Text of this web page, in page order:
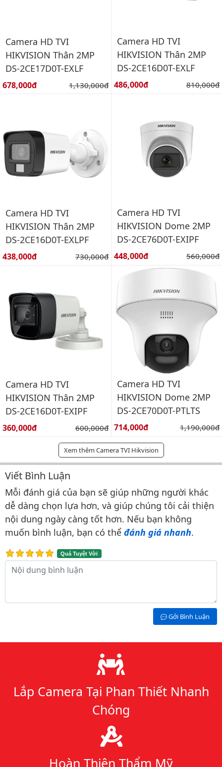
Camera HD TVI
HIKVISION Thân 2MP
DS-2CE17D0T-EXLF
Giá bán:
678,000đ Giá gốc:
1,130,000đ
Camera HD TVI
HIKVISION Thân 2MP
DS-2CE16D0T-EXLF
Giá bán:
486,000đ Giá gốc:
810,000đ
Camera HD TVI
HIKVISION Thân 2MP
DS-2CE16D0T-EXLPF
Giá bán:
438,000đ Giá gốc:
730,000đ
Camera HD TVI
HIKVISION Dome 2MP
DS-2CE76D0T-EXIPF
Giá bán:
448,000đ Giá gốc:
560,000đ
Camera HD TVI
HIKVISION Thân 2MP
DS-2CE16D0T-EXIPF
Giá bán:
360,000đ Giá gốc:
600,000đ
Camera HD TVI
HIKVISION Dome 2MP
DS-2CE70D0T-PTLTS
Giá bán:
714,000đ Giá gốc:
1,190,000đ
Xem thêm Camera TVI Hikvision
Bình luận & Đánh giá
Viết Bình Luận
Mỗi đánh giá của bạn sẽ giúp những người khác
dễ dàng chọn lựa hơn, và giúp chúng tôi cải thiện
nội dung ngày càng tốt hơn. Nếu bạn không
muốn bình luận, bạn có thể đánh giá nhanh.
Quá Tuyệt Vời
Nội dung bình luận
Gởi Bình Luận
Lý do chọn chúng tôi
Lắp Camera Tại Phan Thiết Nhanh
Chóng
Hoàn Thiện Thẩm Mỹ